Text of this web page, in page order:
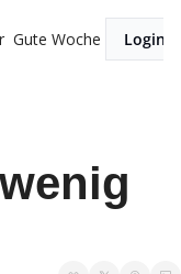
Gute Woche Login